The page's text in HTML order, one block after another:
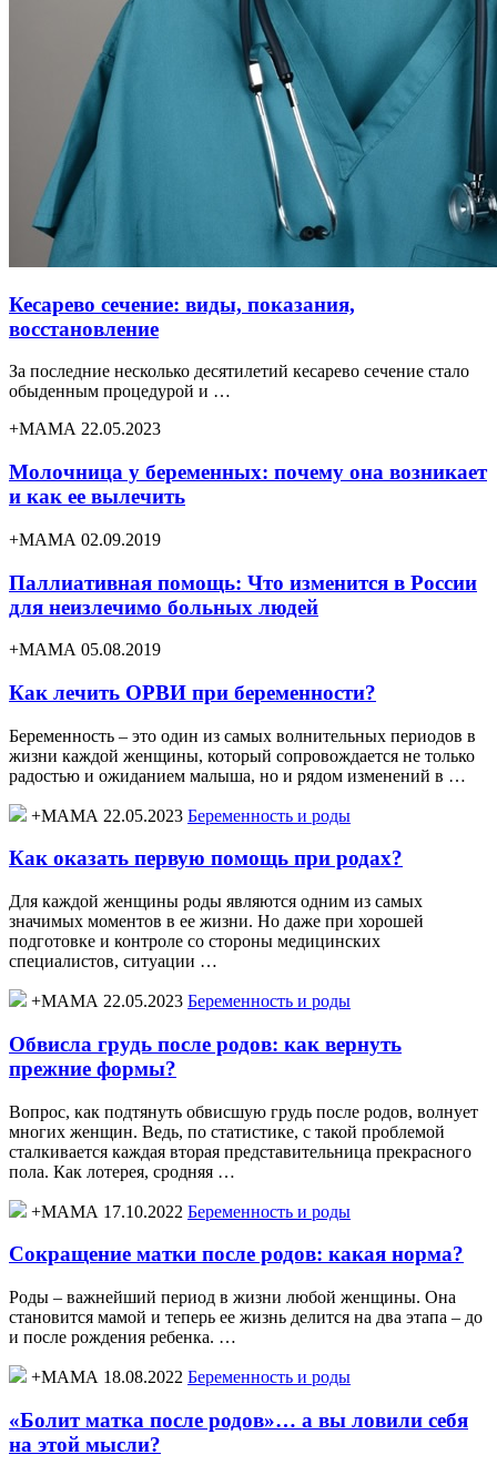
Кесарево сечение: виды, показания,
восстановление
За последние несколько десятилетий кесарево сечение стало
обыденным процедурой и …
+МАМА 22.05.2023
Молочница у беременных: почему она возникает
и как ее вылечить
+МАМА 02.09.2019
Паллиативная помощь: Что изменится в России
для неизлечимо больных людей
+МАМА 05.08.2019
Как лечить ОРВИ при беременности?
Беременность – это один из самых волнительных периодов в
жизни каждой женщины, который сопровождается не только
радостью и ожиданием малыша, но и рядом изменений в …
+МАМА 22.05.2023 Беременность и роды
Как оказать первую помощь при родах?
Для каждой женщины роды являются одним из самых
значимых моментов в ее жизни. Но даже при хорошей
подготовке и контроле со стороны медицинских
специалистов, ситуации …
+МАМА 22.05.2023 Беременность и роды
Обвисла грудь после родов: как вернуть
прежние формы?
Вопрос, как подтянуть обвисшую грудь после родов, волнует
многих женщин. Ведь, по статистике, с такой проблемой
сталкивается каждая вторая представительница прекрасного
пола. Как лотерея, сродняя …
+МАМА 17.10.2022 Беременность и роды
Сокращение матки после родов: какая норма?
Роды – важнейший период в жизни любой женщины. Она
становится мамой и теперь ее жизнь делится на два этапа – до
и после рождения ребенка. …
+МАМА 18.08.2022 Беременность и роды
«Болит матка после родов»… а вы ловили себя
на этой мысли?